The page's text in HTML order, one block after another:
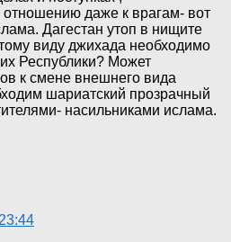
отношению даже к врагам- вот
Дагестан утоп в нищите
виду джихада необходимо
Республики? Может
к смене внешнего вида
шариатский прозрачный
насильниками ислама.